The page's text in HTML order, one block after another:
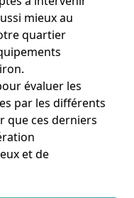
mieux au
quartier
évaluer les
par les différents
que ces derniers
et de